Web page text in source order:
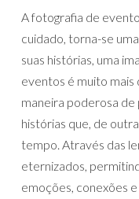
A fotografia de
cuidado, torna-se
suas histórias, uma
eventos é muito mais
maneira poderosa
histórias que, de
tempo. Através das
eternizados,
emoções, conexões